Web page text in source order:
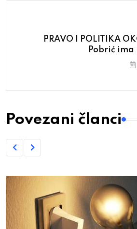
PRAVO I POLITIKA
Pobrić
Povezani članci